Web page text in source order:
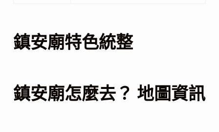
鎮安廟特色統整
鎮安廟怎麼去？ 地圖資訊